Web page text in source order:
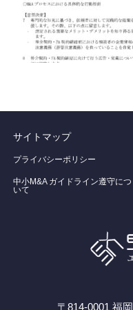
サイトマップ
プライバシーポリシー
中小M&A ガイドライン遵守につ
いて
〒814-0001 福